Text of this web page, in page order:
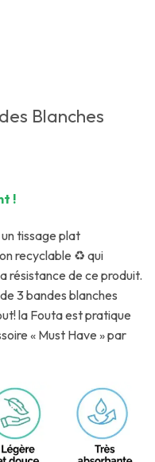
Blanches
!
tissage plat
recyclable ♻ qui
résistance de ce produit.
3 bandes blanches
la Fouta est pratique
« Must Have » par